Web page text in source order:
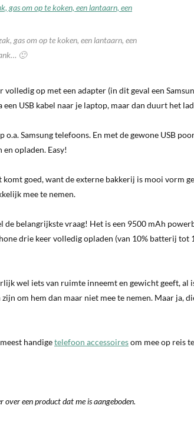
gas om op te koken, een lantaarn, een
🙂
op met een adapter (in dit geval een
USB kabel naar je laptop, maar dan duurt het
o.a. Samsung telefoons. En met de gewone USB
en opladen. Easy!
goed, want de externe bakkerij is mooi vorm
mee te nemen.
de belangrijkste vraag! Het is een 9500 mAh
drie keer volledig opladen (van 10% batterij tot
wel iets van ruimte inneemt en gewicht geeft, al
om hem dan maar niet mee te nemen. Maar ja,
handigetelefoon accessoiresom mee op reis
een product dat me is aangeboden.